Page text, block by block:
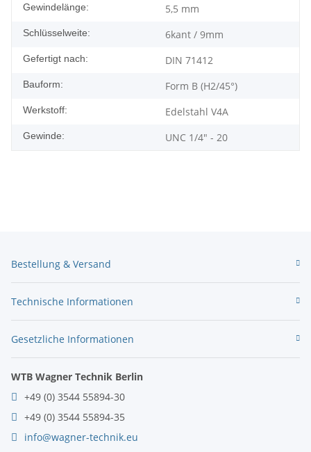
Gewindelänge: 5,5 mm
Schlüsselweite: 6kant / 9mm
Gefertigt nach: DIN 71412
Bauform: Form B (H2/45°)
Werkstoff: Edelstahl V4A
Gewinde: UNC 1/4" - 20
Bestellung & Versand
Technische Informationen
Gesetzliche Informationen
WTB Wagner Technik Berlin
+49 (0) 3544 55894-30
+49 (0) 3544 55894-35
info@wagner-technik.eu